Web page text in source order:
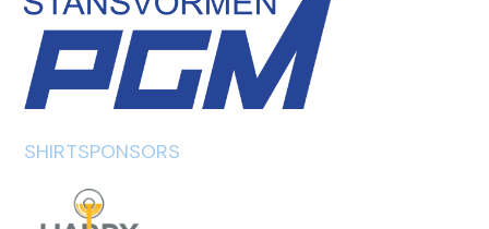
SHIRTSPONSORS